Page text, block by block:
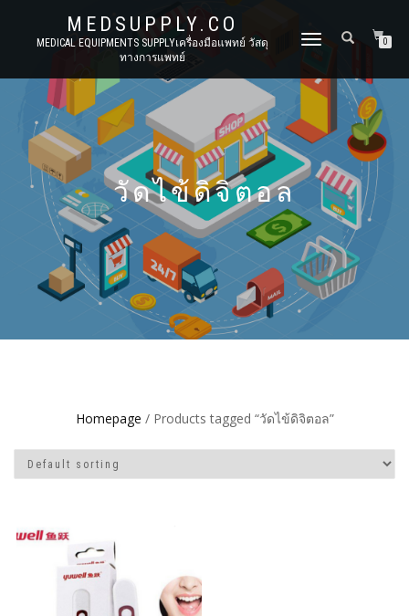
MEDSUPPLY.CO
MEDICAL EQUIPMENTS SUPPLYเครื่องมือแพทย์ วัสดุ
ทางการแพทย์
TOGGLE
0
วัดไข้ดิจิตอล
Homepage / Products tagged “วัดไข้ดิจิตอล”